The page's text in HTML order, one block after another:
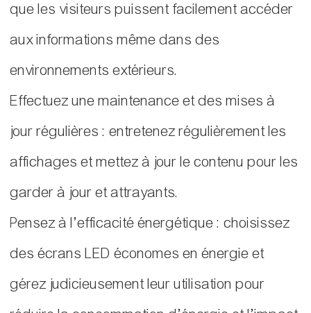
que les visiteurs puissent facilement accéder
aux informations même dans des
environnements extérieurs.
Effectuez une maintenance et des mises à
jour régulières : entretenez régulièrement les
affichages et mettez à jour le contenu pour les
garder à jour et attrayants.
Pensez à l’efficacité énergétique : choisissez
des écrans LED économes en énergie et
gérez judicieusement leur utilisation pour